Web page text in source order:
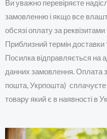
Ви уважно перевіряєте
замовленню і якщо все
обсязі оплату за реквізитами
Приблизний термін
Посилка відправляється на
данних замовлення. Оплата
пошта, Укрпошта) сплачуєте
товару який є в наявності в